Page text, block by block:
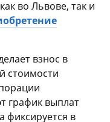
во Львове, так и
взнос в
стоимости
график выплат
фиксируется в